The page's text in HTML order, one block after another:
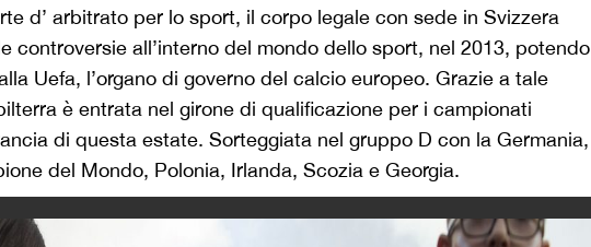
d’ arbitrato per lo sport, il corpo legale con sede in Svizzera
controversie all’interno del mondo dello sport, nel 2013, potendo
Uefa, l’organo di governo del calcio europeo. Grazie a tale
è entrata nel girone di qualificazione per i campionati
di questa estate. Sorteggiata nel gruppo D con la Germania,
del Mondo, Polonia, Irlanda, Scozia e Georgia.